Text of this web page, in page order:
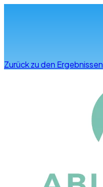
Zurück zu den Ergebnissen